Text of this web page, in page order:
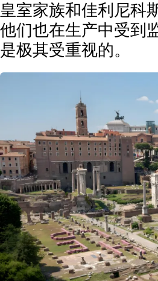
皇室家族和佳利尼科
他们也在生产中受到
是极其受重视的。